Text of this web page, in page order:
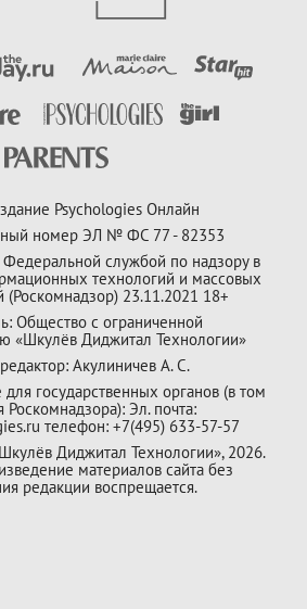
Psychologies Онлайн
номер ЭЛ № ФС 77 - 82353
Федеральной службой по надзору в
технологий и массовых
(Роскомнадзор) 23.11.2021 18+
Общество с ограниченной
«Шкулёв Диджитал Технологии»
Акулиничев А. С.
государственных органов (в том
Роскомнадзора): Эл. почта:
телефон: +7(495) 633-57-57
Диджитал Технологии», 2026.
материалов сайта без
редакции воспрещается.